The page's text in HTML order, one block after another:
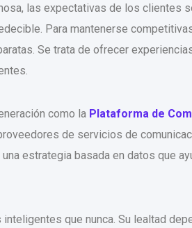
las expectativas de los clientes
Para mantenerse
Se trata de ofrecer
como la Plataforma de
de servicios de
estrategia basada en datos que
que nunca. Su lealtad